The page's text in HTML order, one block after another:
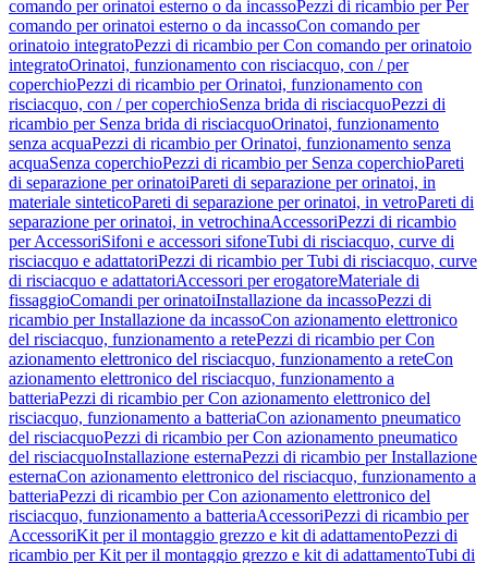
comando per orinatoi esterno o da incassoPezzi di ricambio per Per
comando per orinatoi esterno o da incassoCon comando per
orinatoio integratoPezzi di ricambio per Con comando per orinatoio
integratoOrinatoi, funzionamento con risciacquo, con / per
coperchioPezzi di ricambio per Orinatoi, funzionamento con
risciacquo, con / per coperchioSenza brida di risciacquoPezzi di
ricambio per Senza brida di risciacquoOrinatoi, funzionamento
senza acquaPezzi di ricambio per Orinatoi, funzionamento senza
acquaSenza coperchioPezzi di ricambio per Senza coperchioPareti
di separazione per orinatoiPareti di separazione per orinatoi, in
materiale sinteticoPareti di separazione per orinatoi, in vetroPareti di
separazione per orinatoi, in vetrochinaAccessoriPezzi di ricambio
per AccessoriSifoni e accessori sifoneTubi di risciacquo, curve di
risciacquo e adattatoriPezzi di ricambio per Tubi di risciacquo, curve
di risciacquo e adattatoriAccessori per erogatoreMateriale di
fissaggioComandi per orinatoiInstallazione da incassoPezzi di
ricambio per Installazione da incassoCon azionamento elettronico
del risciacquo, funzionamento a retePezzi di ricambio per Con
azionamento elettronico del risciacquo, funzionamento a reteCon
azionamento elettronico del risciacquo, funzionamento a
batteriaPezzi di ricambio per Con azionamento elettronico del
risciacquo, funzionamento a batteriaCon azionamento pneumatico
del risciacquoPezzi di ricambio per Con azionamento pneumatico
del risciacquoInstallazione esternaPezzi di ricambio per Installazione
esternaCon azionamento elettronico del risciacquo, funzionamento a
batteriaPezzi di ricambio per Con azionamento elettronico del
risciacquo, funzionamento a batteriaAccessoriPezzi di ricambio per
AccessoriKit per il montaggio grezzo e kit di adattamentoPezzi di
ricambio per Kit per il montaggio grezzo e kit di adattamentoTubi di